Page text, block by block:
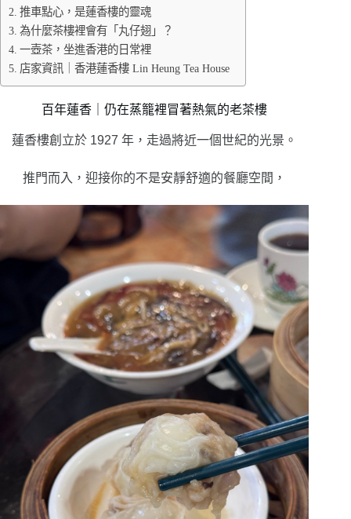
推車點心，是蓮香樓的靈魂
為什麼茶樓裡會有「丸仔翅」？
一壺茶，坐進香港的日常裡
店家資訊｜香港蓮香樓 Lin Heung Tea House
百年蓮香｜仍在蒸籠裡冒著熱氣的老茶樓
蓮香樓創立於 1927 年， 走過將近一個世紀的光景。
推門而入，迎接你的不是安靜舒適的餐廳空間，